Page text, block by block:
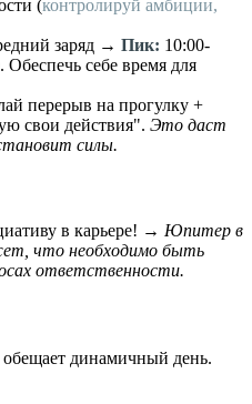
(контролируй амбиции,
заряд → Пик: 10:00-
Обеспечь себе время для
перерыв на прогулку +
свои действия". Это даст
силы.
в карьере! → Юпитер в
что необходимо быть
ответственности.
обещает динамичный день.